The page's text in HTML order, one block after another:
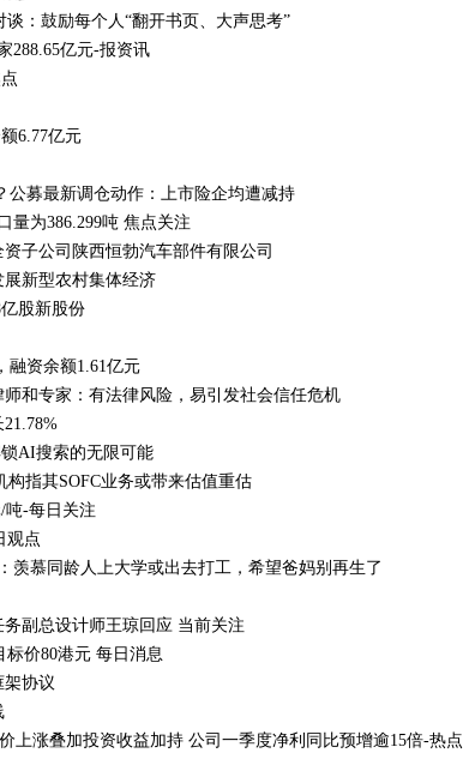
：鼓励每个人“翻开书页、大声思考”
288.65亿元-报资讯
6.77亿元
公募最新调仓动作：上市险企均遭减持
量为386.299吨 焦点关注
子公司陕西恒勃汽车部件有限公司
新型农村集体经济
股新股份
融资余额1.61亿元
和专家：有法律风险，易引发社会信任危机
AI搜索的无限可能
指其SOFC业务或带来估值重估
吨-每日关注
观点
羡慕同龄人上大学或出去打工，希望爸妈别再生了
副总设计师王琼回应 当前关注
标价80港元 每日消息
架协议
上涨叠加投资收益加持 公司一季度净利同比预增逾15倍-热点